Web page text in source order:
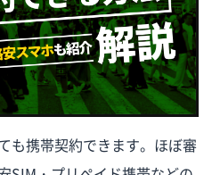
も携帯契約できます。ほぼ審